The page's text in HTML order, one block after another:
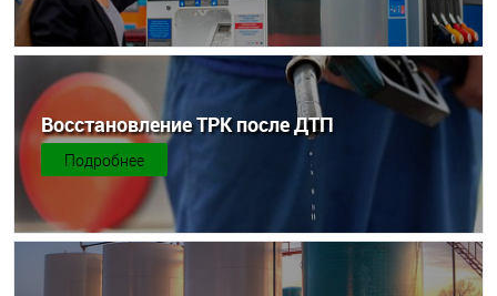
Восстановление ТРК после ДТП
Подробнее